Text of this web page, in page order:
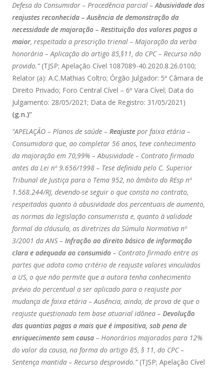
Defesa do Consumidor – Procedência parcial –Abusividade dos
reajustes reconhecida – Ausência de demonstração da
necessidade de majoração – Restituição dos valores pagos a
maior, respeitada a prescrição trienal – Majoração da verba
honorária – Aplicação do artigo 85,§11, do CPC – Recurso não
provido.” (TJSP; Apelação Cível 1087089-40.2020.8.26.0100;
Relator (a): A.C.Mathias Coltro; Órgão Julgador: 5ª Câmara de
Direito Privado; Foro Central Cível – 6ª Vara Cível; Data do
Julgamento: 28/05/2021; Data de Registro: 31/05/2021)
(g.n.)”
“APELAÇÃO – Planos de saúde – Reajuste por faixa etária –
Consumidora que, ao completar 56 anos, teve conhecimento
da majoração em 70,99% – Abusividade – Contrato firmado
antes da Lei nº 9.656/1998 – Tese definida pelo C. Superior
Tribunal de Justiça para o Tema 952, no âmbito do REsp nº
1.568.244/RJ, devendo-se seguir o que consta no contrato,
respeitadas quanto à abusividade dos percentuais de aumento,
as normas da legislação consumerista e, quanto à validade
formal da cláusula, as diretrizes da Súmula Normativa nº
3/2001 da ANS – Infração ao direito básico de informação
clara e adequada ao consumido – Contrato firmado entre as
partes que adota como critério de reajuste valores vinculados
a US, o que não permite que a autora tenha conhecimento
prévio do percentual a ser aplicado para o reajuste por
mudança de faixa etária – Ausência, ainda, de prova de que o
reajuste questionado tem base atuarial idônea – Devolução
das quantias pagas a mais que é impositiva, sob pena de
enriquecimento sem causa – Honorários majorados para 12%
do valor da causa, na forma do artigo 85, § 11, do CPC –
Sentença mantida – Recurso desprovido.” (TJSP; Apelação Cível